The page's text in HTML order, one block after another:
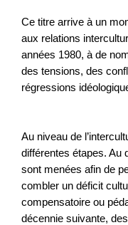
Ce titre arrive à un
aux relations
années 1980, à de
des tensions, des
régressions
Au niveau de
différentes étapes. Au
sont menées afin de
combler un déficit
compensatoire ou
décennie suivante,